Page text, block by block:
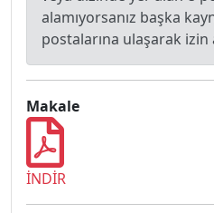
alamıyorsanız başka
postalarına ulaşarak izin
Makale
İNDİR